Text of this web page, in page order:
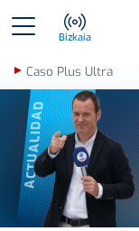
Bizkaia
Caso Plus Ultra
ACTUALIDAD